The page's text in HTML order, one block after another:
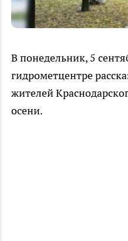
В понедельник, 5
гидрометцентре
жителей
осени.